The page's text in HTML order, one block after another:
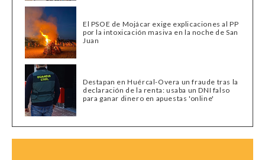
El PSOE de Mojácar exige explicaciones al PP
por la intoxicación masiva en la noche de San
Juan
Destapan en Huércal-Overa un fraude tras la
declaración de la renta: usaba un DNI falso
para ganar dinero en apuestas 'online'